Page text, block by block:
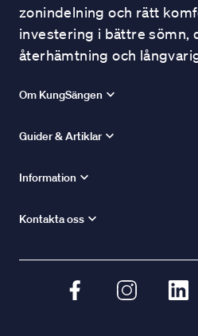
zonindelning och rätt
investering i bättre sömn,
återhämtning och
Om KungSängen
Guider & Artiklar
Information
Kontakta oss